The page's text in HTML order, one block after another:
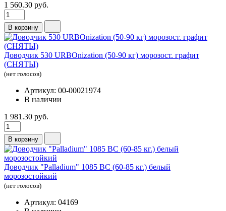
1 560.30 руб.
В корзину
Доводчик 530 URBOnization (50-90 кг) морозост. графит
(СНЯТЫ)
(нет голосов)
Артикул: 00-00021974
В наличии
1 981.30 руб.
В корзину
Доводчик "Pаlladium" 1085 ВС (60-85 кг.) белый
морозостойкий
(нет голосов)
Артикул: 04169